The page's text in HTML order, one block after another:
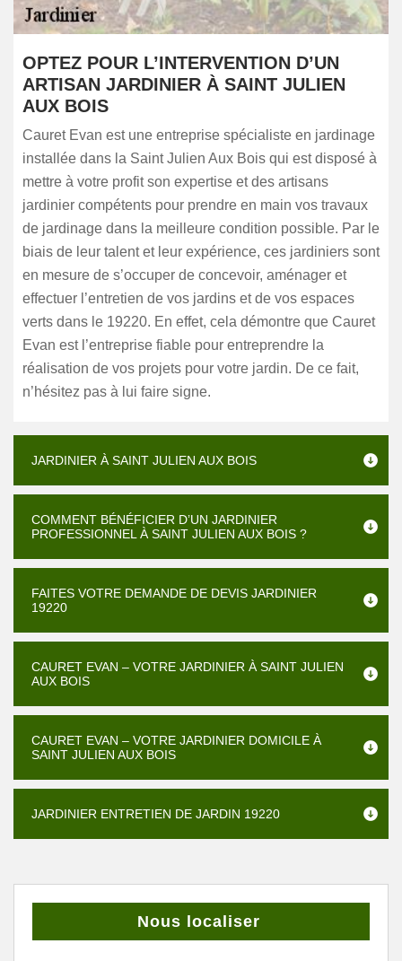
OPTEZ POUR L’INTERVENTION D’UN
ARTISAN JARDINIER À SAINT JULIEN
AUX BOIS
Cauret Evan est une entreprise spécialiste en jardinage
installée dans la Saint Julien Aux Bois qui est disposé à
mettre à votre profit son expertise et des artisans
jardinier compétents pour prendre en main vos travaux
de jardinage dans la meilleure condition possible. Par le
biais de leur talent et leur expérience, ces jardiniers sont
en mesure de s’occuper de concevoir, aménager et
effectuer l’entretien de vos jardins et de vos espaces
verts dans le 19220. En effet, cela démontre que Cauret
Evan est l’entreprise fiable pour entreprendre la
réalisation de vos projets pour votre jardin. De ce fait,
n’hésitez pas à lui faire signe.
JARDINIER À SAINT JULIEN AUX BOIS
COMMENT BÉNÉFICIER D’UN JARDINIER
PROFESSIONNEL À SAINT JULIEN AUX BOIS ?
FAITES VOTRE DEMANDE DE DEVIS JARDINIER
19220
CAURET EVAN – VOTRE JARDINIER À SAINT JULIEN
AUX BOIS
CAURET EVAN – VOTRE JARDINIER DOMICILE À
SAINT JULIEN AUX BOIS
JARDINIER ENTRETIEN DE JARDIN 19220
Nous localiser